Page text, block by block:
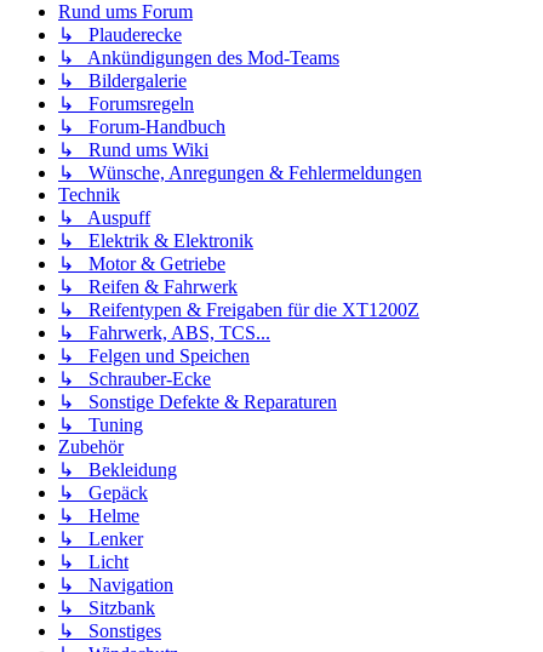
Rund ums Forum
↳ Plauderecke
↳ Ankündigungen des Mod-Teams
↳ Bildergalerie
↳ Forumsregeln
↳ Forum-Handbuch
↳ Rund ums Wiki
↳ Wünsche, Anregungen & Fehlermeldungen
Technik
↳ Auspuff
↳ Elektrik & Elektronik
↳ Motor & Getriebe
↳ Reifen & Fahrwerk
↳ Reifentypen & Freigaben für die XT1200Z
↳ Fahrwerk, ABS, TCS...
↳ Felgen und Speichen
↳ Schrauber-Ecke
↳ Sonstige Defekte & Reparaturen
↳ Tuning
Zubehör
↳ Bekleidung
↳ Gepäck
↳ Helme
↳ Lenker
↳ Licht
↳ Navigation
↳ Sitzbank
↳ Sonstiges